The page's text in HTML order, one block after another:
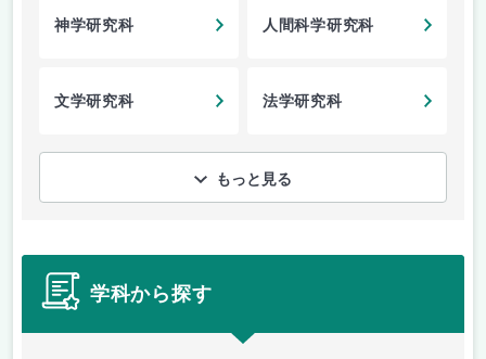
神学研究科 人間科学研究科
文学研究科 法学研究科
もっと見る
学科から探す